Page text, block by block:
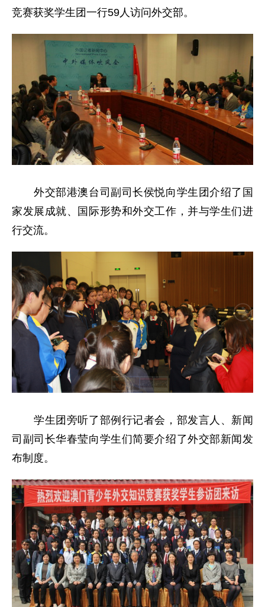
竞赛获奖学生团一行59人访问外交部。
外交部港澳台司副司长侯悦向学生团介绍了国
家发展成就、国际形势和外交工作，并与学生们进
行交流。
学生团旁听了部例行记者会，部发言人、新闻
司副司长华春莹向学生们简要介绍了外交部新闻发
布制度。